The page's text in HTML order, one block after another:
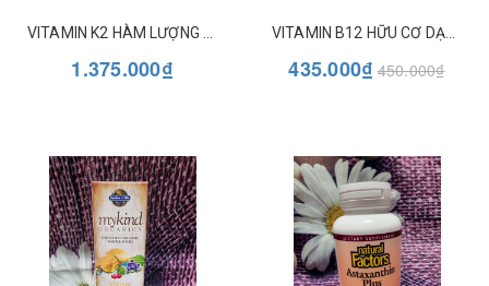
1.375.000₫
VITAMIN B12 HỮU CƠ DẠNG XỊT VỊ RASPBERRY MYKIND ORGANICS
435.000₫ 450.000₫